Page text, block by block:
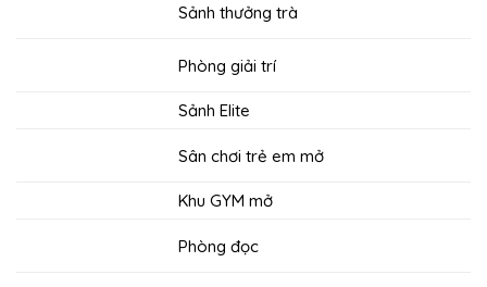
Sảnh thưởng trà
Phòng giải trí
Sảnh Elite
Sân chơi trẻ em mở
Khu GYM mở
Phòng đọc